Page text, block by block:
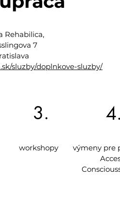
Rehabilica,
7
sluzby/doplnkove-sluzby/
3.
workshopy
4.
výmeny pre